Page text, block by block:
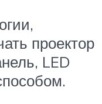
проектор
LED